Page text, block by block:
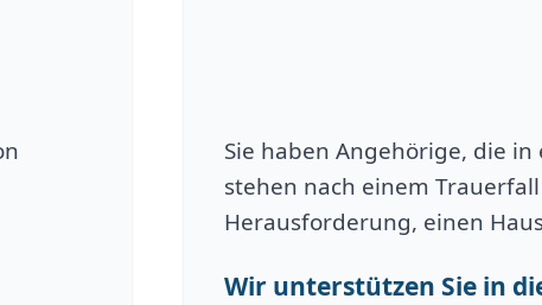
Sie haben Angehörige, die
stehen nach einem
Herausforderung, einen
Wir unterstützen Sie in